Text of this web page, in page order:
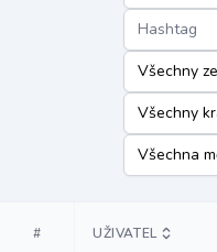
Hashtag
# UŽIVATEL